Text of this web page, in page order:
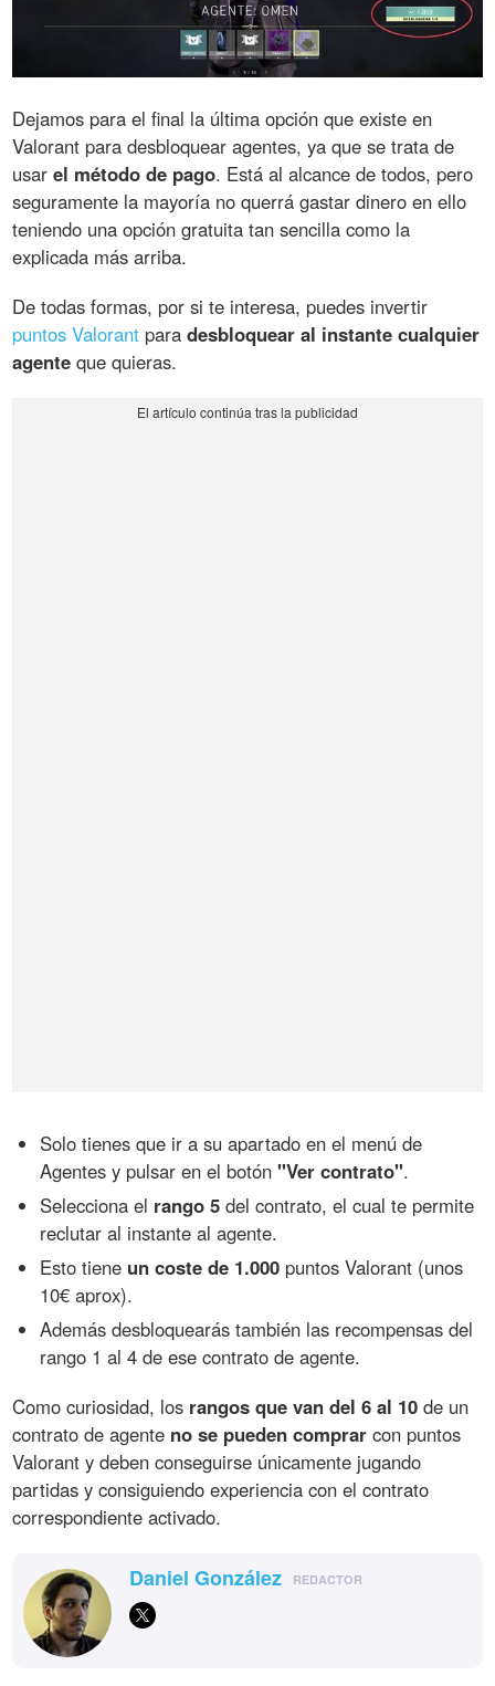
Dejamos para el final la última opción que existe en
Valorant para desbloquear agentes, ya que se trata de
usarel método de pago. Está al alcance de todos, pero
seguramente la mayoría no querrá gastar dinero en ello
teniendo una opción gratuita tan sencilla como la
explicada más arriba.
De todas formas, por si te interesa, puedes invertir
puntos Valorant paradesbloquear al instante cualquier
agente que quieras.
Solo tienes que ir a su apartado en el menú de
Agentes y pulsar en el botón"Ver contrato".
Selecciona el rango 5 del contrato, el cual te permite
reclutar al instante al agente.
Esto tiene un coste de 1.000 puntos Valorant (unos
10€ aprox).
Además desbloquearás también las recompensas del
rango 1 al 4 de ese contrato de agente.
Como curiosidad, los rangos que van del 6 al 10 de un
contrato de agente no se pueden comprar con puntos
Valorant y deben conseguirse únicamente jugando
partidas y consiguiendo experiencia con el contrato
correspondiente activado.
Daniel González REDACTOR